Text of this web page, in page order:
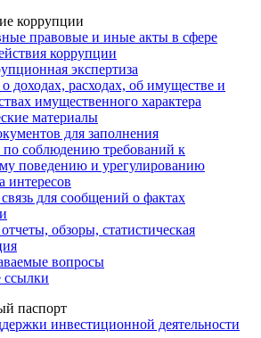
коррупции
правовые и иные акты в сфере
коррупции
экспертиза
доходах, расходах, об имуществе и
имущественного характера
материалы
для заполнения
соблюдению требований к
поведению и урегулированию
интересов
для сообщений о фактах
обзоры, статистическая
вопросы
ссылки
паспорт
инвестиционной деятельности